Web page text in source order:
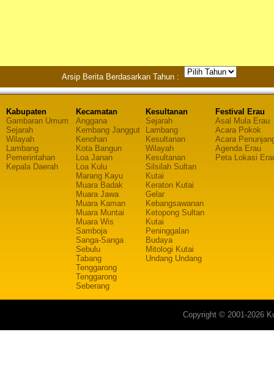
Arsip Berita Berdasarkan Tahun :
Kabupaten
Gambaran Umum
Sejarah
Wilayah
Lambang
Pemerintahan
Kepala Daerah
Kecamatan
Anggana
Kembang Janggut
Kenohan
Kota Bangun
Loa Janan
Loa Kulu
Marang Kayu
Muara Badak
Muara Jawa
Muara Kaman
Muara Muntai
Muara Wis
Samboja
Sanga-Sanga
Sebulu
Tabang
Tenggarong
Tenggarong
Seberang
Kesultanan
Sejarah
Lambang
Kesultanan
Wilayah
Kesultanan
Silsilah Sultan
Kutai
Keraton Kutai
Gelar
Kebangsawanan
Ketopong Sultan
Kutai
Peninggalan
Budaya
Mitologi Kutai
Undang Undang
Festival Erau
Asal Mula Erau
Acara Pokok
Acara
Agenda Erau
Peta Lokasi
Copyright © 2001-2026